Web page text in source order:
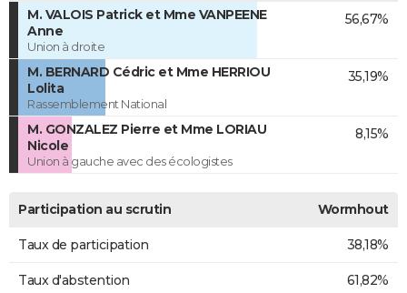
M. VALOIS Patrick et Mme VANPEENE
Anne
Union à droite
56,67%
M. BERNARD Cédric et Mme HERRIOU
Lolita
Rassemblement National
35,19%
M. GONZALEZ Pierre et Mme LORIAU
Nicole
Union à gauche avec des écologistes
8,15%
Participation au scrutin Wormhout
Taux de participation 38,18%
Taux d'abstention 61,82%